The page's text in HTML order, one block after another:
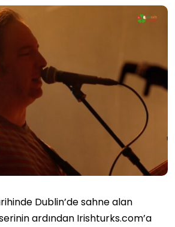
Dublin’de sahne alan
ardından Irishturks.com’a